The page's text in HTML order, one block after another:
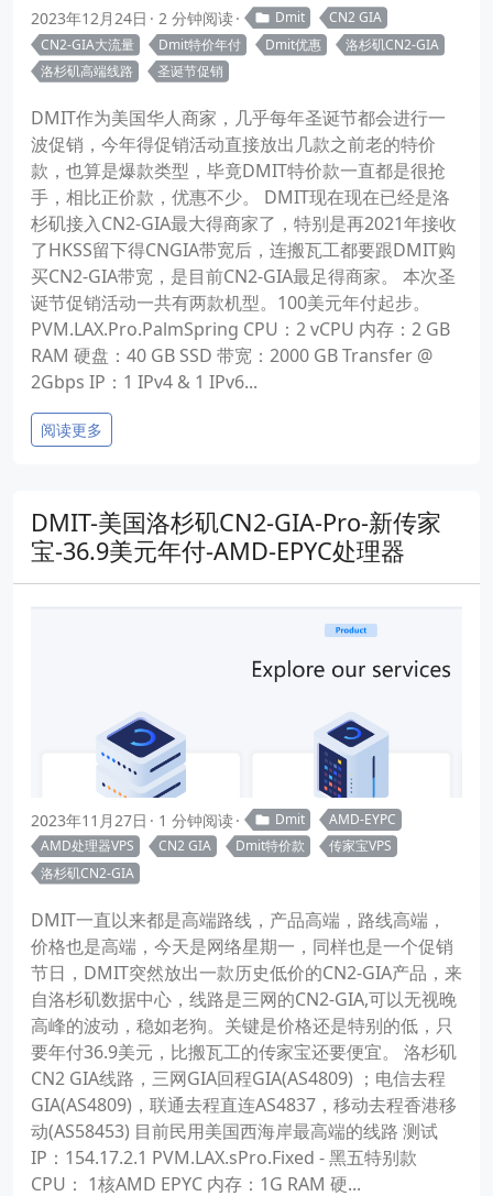
2023年12月24日 2 分钟阅读 Dmit
CN2 GIA
CN2-GIA大流量
Dmit特价年付 Dmit优惠
洛杉矶CN2-GIA
洛杉矶高端线路
圣诞节促销
DMIT作为美国华人商家，几乎每年圣诞节都会进行一
波促销，今年得促销活动直接放出几款之前老的特价
款，也算是爆款类型，毕竟DMIT特价款一直都是很抢
手，相比正价款，优惠不少。 DMIT现在现在已经是洛
杉矶接入CN2-GIA最大得商家了，特别是再2021年接收
了HKSS留下得CNGIA带宽后，连搬瓦工都要跟DMIT购
买CN2-GIA带宽，是目前CN2-GIA最足得商家。 本次圣
诞节促销活动一共有两款机型。100美元年付起步。
PVM.LAX.Pro.PalmSpring CPU：2 vCPU 内存：2 GB
RAM 硬盘：40 GB SSD 带宽：2000 GB Transfer @
2Gbps IP：1 IPv4 & 1 IPv6...
阅读更多
DMIT-美国洛杉矶CN2-GIA-Pro-新传家
宝-36.9美元年付-AMD-EPYC处理器
2023年11月27日 1 分钟阅读 Dmit
AMD-EYPC
AMD处理器VPS
CN2 GIA Dmit特价款
传家宝VPS
洛杉矶CN2-GIA
DMIT一直以来都是高端路线，产品高端，路线高端，
价格也是高端，今天是网络星期一，同样也是一个促销
节日，DMIT突然放出一款历史低价的CN2-GIA产品，来
自洛杉矶数据中心，线路是三网的CN2-GIA,可以无视晚
高峰的波动，稳如老狗。关键是价格还是特别的低，只
要年付36.9美元，比搬瓦工的传家宝还要便宜。 洛杉矶
CN2 GIA线路，三网GIA回程GIA(AS4809) ；电信去程
GIA(AS4809)，联通去程直连AS4837，移动去程香港移
动(AS58453) 目前民用美国西海岸最高端的线路 测试
IP：154.17.2.1 PVM.LAX.sPro.Fixed - 黑五特别款
CPU： 1核AMD EPYC 内存：1G RAM 硬...